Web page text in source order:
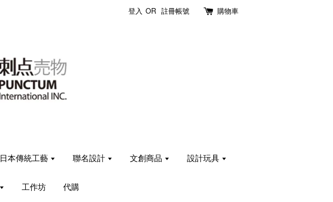
登入 OR 註冊帳號 購物車
日本傳統工藝 聯名設計 文創商品 設計玩具
工作坊 代購